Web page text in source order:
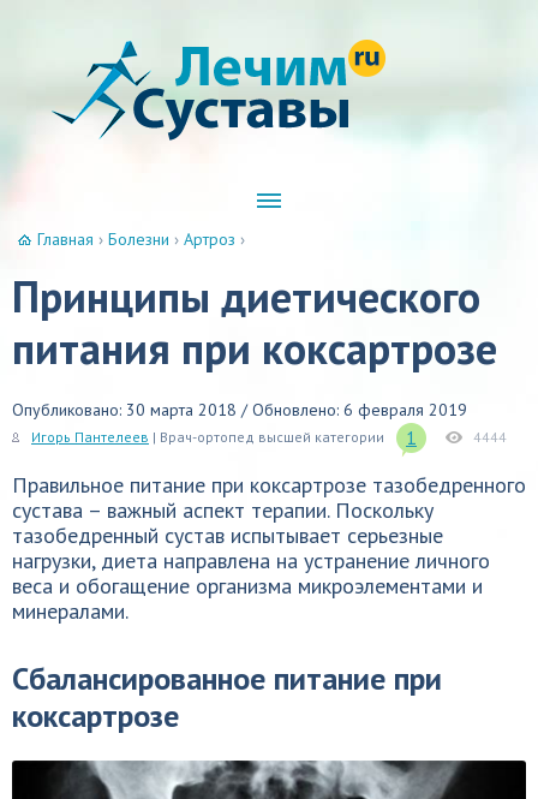
Главная › Болезни › Артроз ›
Принципы диетического
питания при коксартрозе
Опубликовано: 30 марта 2018 / Обновлено: 6 февраля 2019
Игорь Пантелеев | Врач-ортопед высшей категории 1 4444
Правильное питание при коксартрозе тазобедренного
сустава – важный аспект терапии. Поскольку
тазобедренный сустав испытывает серьезные
нагрузки, диета направлена на устранение личного
веса и обогащение организма микроэлементами и
минералами.
Сбалансированное питание при
коксартрозе